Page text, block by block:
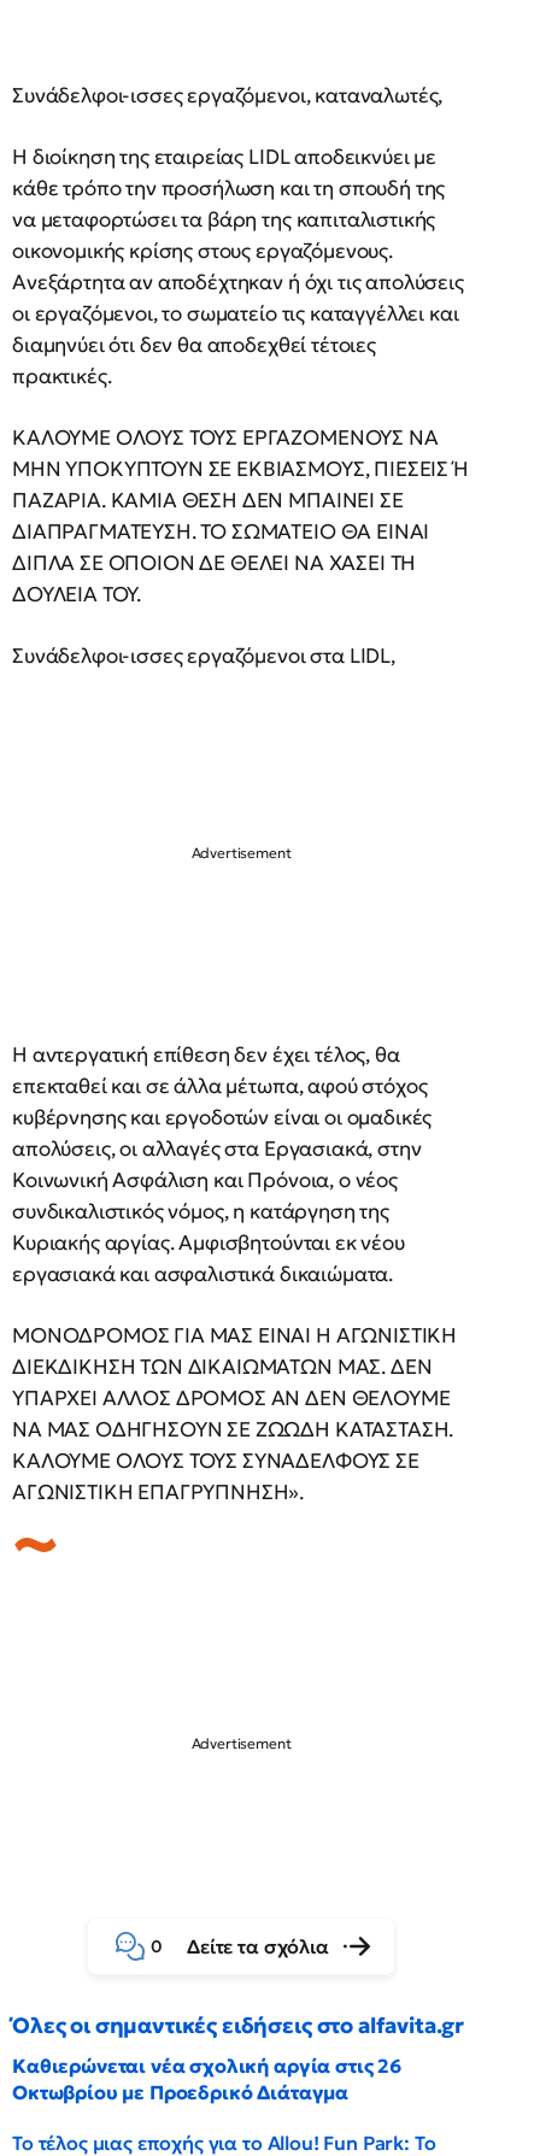
Συνάδελφοι-ισσες εργαζόμενοι, καταναλωτές,
Η διοίκηση της εταιρείας LIDL αποδεικνύει με
κάθε τρόπο την προσήλωση και τη σπουδή της
να μεταφορτώσει τα βάρη της καπιταλιστικής
οικονομικής κρίσης στους εργαζόμενους.
Ανεξάρτητα αν αποδέχτηκαν ή όχι τις απολύσεις
οι εργαζόμενοι, το σωματείο τις καταγγέλλει και
διαμηνύει ότι δεν θα αποδεχθεί τέτοιες
πρακτικές.
ΚΑΛΟΥΜΕ ΟΛΟΥΣ ΤΟΥΣ ΕΡΓΑΖΟΜΕΝΟΥΣ ΝΑ
ΜΗΝ ΥΠΟΚΥΠΤΟΥΝ ΣΕ ΕΚΒΙΑΣΜΟΥΣ, ΠΙΕΣΕΙΣ Ή
ΠΑΖΑΡΙΑ. ΚΑΜΙΑ ΘΕΣΗ ΔΕΝ ΜΠΑΙΝΕΙ ΣΕ
ΔΙΑΠΡΑΓΜΑΤΕΥΣΗ. ΤΟ ΣΩΜΑΤΕΙΟ ΘΑ ΕΙΝΑΙ
ΔΙΠΛΑ ΣΕ ΟΠΟΙΟΝ ΔΕ ΘΕΛΕΙ ΝΑ ΧΑΣΕΙ ΤΗ
ΔΟΥΛΕΙΑ ΤΟΥ.
Συνάδελφοι-ισσες εργαζόμενοι στα LIDL,
Η αντεργατική επίθεση δεν έχει τέλος, θα
επεκταθεί και σε άλλα μέτωπα, αφού στόχος
κυβέρνησης και εργοδοτών είναι οι ομαδικές
απολύσεις, οι αλλαγές στα Εργασιακά, στην
Κοινωνική Ασφάλιση και Πρόνοια, ο νέος
συνδικαλιστικός νόμος, η κατάργηση της
Κυριακής αργίας. Αμφισβητούνται εκ νέου
εργασιακά και ασφαλιστικά δικαιώματα.
ΜΟΝΟΔΡΟΜΟΣ ΓΙΑ ΜΑΣ ΕΙΝΑΙ Η ΑΓΩΝΙΣΤΙΚΗ
ΔΙΕΚΔΙΚΗΣΗ ΤΩΝ ΔΙΚΑΙΩΜΑΤΩΝ ΜΑΣ. ΔΕΝ
ΥΠΑΡΧΕΙ ΑΛΛΟΣ ΔΡΟΜΟΣ ΑΝ ΔΕΝ ΘΕΛΟΥΜΕ
ΝΑ ΜΑΣ ΟΔΗΓΗΣΟΥΝ ΣΕ ΖΩΩΔΗ ΚΑΤΑΣΤΑΣΗ.
ΚΑΛΟΥΜΕ ΟΛΟΥΣ ΤΟΥΣ ΣΥΝΑΔΕΛΦΟΥΣ ΣΕ
ΑΓΩΝΙΣΤΙΚΗ ΕΠΑΓΡΥΠΝΗΣΗ».
0 Δείτε τα σχόλια
Όλες οι σημαντικές ειδήσεις στο alfavita.gr
Καθιερώνεται νέα σχολική αργία στις 26
Οκτωβρίου με Προεδρικό Διάταγμα
Το τέλος μιας εποχής για το Allou! Fun Park: Το